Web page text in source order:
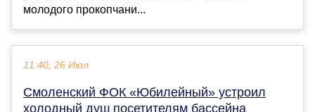
молодого прокопчани...
11:40, 26 Июл
Смоленский ФОК «Юбилейный» устроил
холодный душ посетителям бассейна